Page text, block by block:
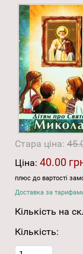
Стара ціна:
Ціна: 40.00
плюс до вартості
Доставка за
Кількість на
Кількість: